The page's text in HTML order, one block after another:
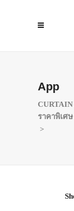
App
ราคาพิเศษ
>